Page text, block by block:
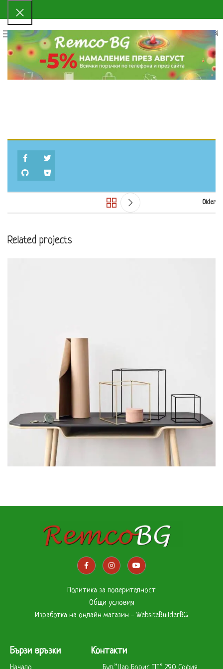
МЕНЮ
0
0.00€ (0.00 ЛВ.)
Older
Related projects
Политика за поверителност
Общи условия
Изработка на онлайн магазин - WebsiteBuilderBG
Бързи връзки Контакти